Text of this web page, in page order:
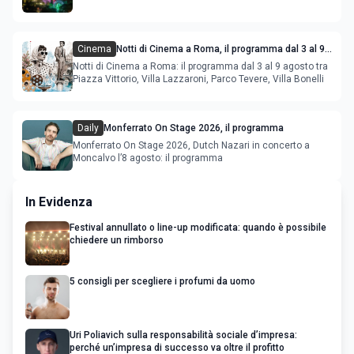
Cinema Notti di Cinema a Roma, il programma dal 3 al 9
Notti di Cinema a Roma: il programma dal 3 al 9 agosto tra
Piazza Vittorio, Villa Lazzaroni, Parco Tevere, Villa Bonelli
Daily Monferrato On Stage 2026, il programma
Monferrato On Stage 2026, Dutch Nazari in concerto a
Moncalvo l’8 agosto: il programma
In Evidenza
Festival annullato o line-up modificata: quando è possibile
chiedere un rimborso
5 consigli per scegliere i profumi da uomo
Uri Poliavich sulla responsabilità sociale d’impresa:
perché un’impresa di successo va oltre il profitto